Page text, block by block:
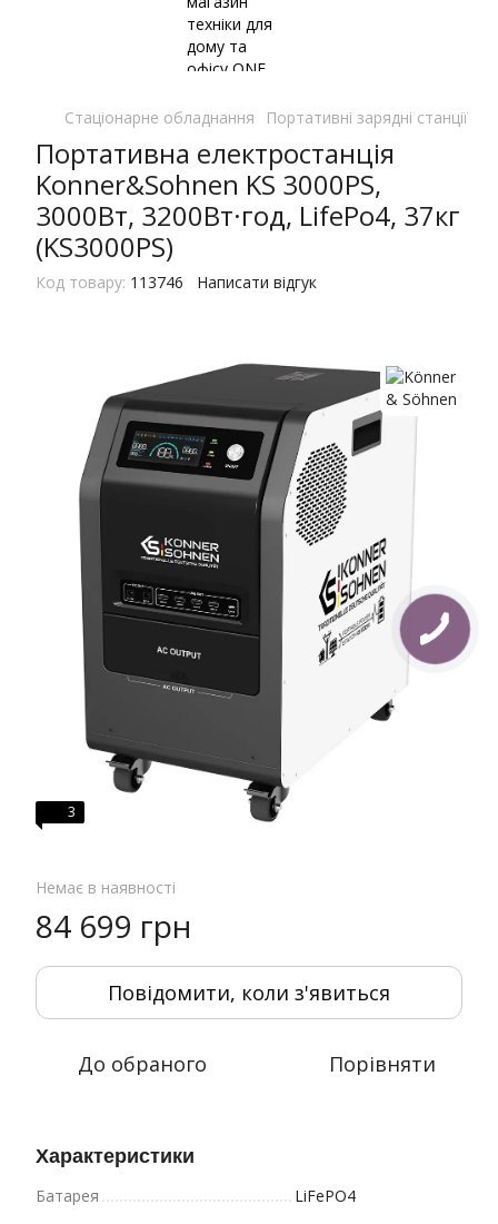
Стаціонарне обладнання Портативні зарядні станції
Портативна електростанція
Konner&Sohnen KS 3000PS,
3000Вт, 3200Вт·год, LifePo4, 37кг
(KS3000PS)
Код товару: 113746 Написати відгук
3
Немає в наявності
84 699 грн
Повідомити, коли з'явиться
До обраного Порівняти
Характеристики
Батарея
LiFePO4